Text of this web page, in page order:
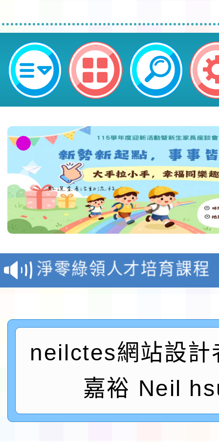
neilctes網站設計者：徐嘉裕
教育部校安中心白海豚
報
淨零綠領人才培育課程
檢送桃園市115學年度
及師生本土語及新住民
實施要點各1份
115年食農教育專業人
程
函轉國家通訊傳播委員
鎮韌性（防空）演習－
速演練執行計畫」
「115年金融知識線上
neilctes網站設計
嘉裕 Neil